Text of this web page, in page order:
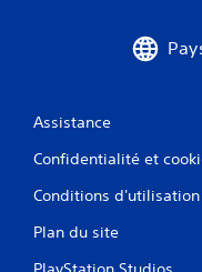
Assistance
Confidentialité et
Conditions
Plan du site